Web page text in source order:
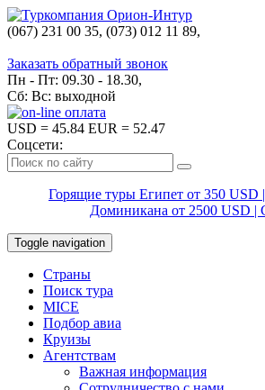
(067) 231 00 35, (073) 012 11 89,
Заказать обратный звонок
Пн - Пт: 09.30 - 18.30,
Сб: Вс: выходной
USD = 45.84 EUR = 52.47
Соцсети:
Горящие туры Египет от 350 USD
Доминикана от 2500 USD |
Toggle navigation
Страны
Поиск тура
MICE
Подбор авиа
Круизы
Агентствам
Важная информация